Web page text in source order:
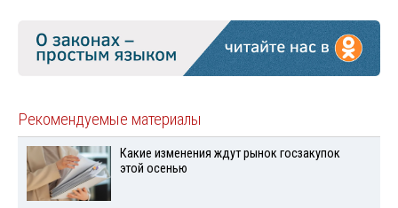
Рекомендуемые материалы
Какие изменения ждут рынок госзакупок
этой осенью